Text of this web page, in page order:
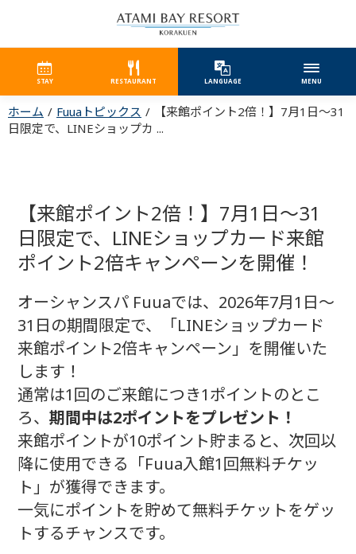
STAY RESTAURANT LANGUAGE MENU
ホーム Fuuaトピックス
【来館ポイント2倍！】7月1日～31
日限定で、LINEショップカ ...
【来館ポイント2倍！】7月1日～31
日限定で、LINEショップカード来館
ポイント2倍キャンペーンを開催！
オーシャンスパ Fuuaでは、2026年7月1日～
31日の期間限定で、「LINEショップカード
来館ポイント2倍キャンペーン」を開催いた
します！
通常は1回のご来館につき1ポイントのとこ
ろ、期間中は2ポイントをプレゼント！
来館ポイントが10ポイント貯まると、次回以
降に使用できる「Fuua入館1回無料チケッ
ト」が獲得できます。
一気にポイントを貯めて無料チケットをゲッ
トするチャンスです。